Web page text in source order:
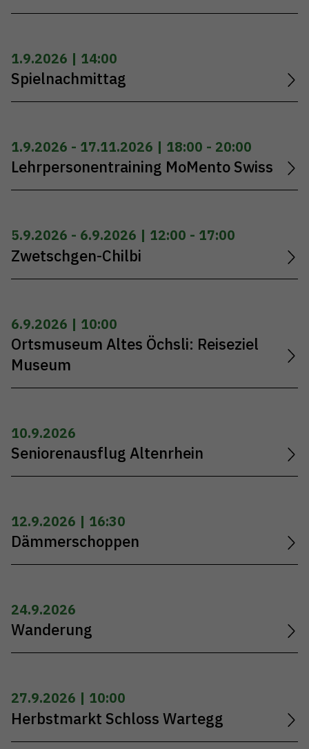
1.9.2026 | 14:00
Spielnachmittag
1.9.2026 - 17.11.2026 | 18:00 - 20:00
Lehrpersonentraining MoMento Swiss
5.9.2026 - 6.9.2026 | 12:00 - 17:00
Zwetschgen-Chilbi
6.9.2026 | 10:00
Ortsmuseum Altes Öchsli: Reiseziel
Museum
10.9.2026
Seniorenausflug Altenrhein
12.9.2026 | 16:30
Dämmerschoppen
24.9.2026
Wanderung
27.9.2026 | 10:00
Herbstmarkt Schloss Wartegg